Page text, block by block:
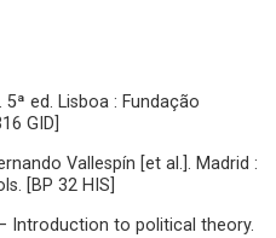
ed. Lisboa : Fundação
GID]
Vallespín [et al.]. Madrid :
[BP 32 HIS]
Introduction to political theory.